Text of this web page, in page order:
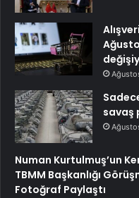
savaş
Numan Kurtulmuş’un
TBMM Başkanlığı
Fotoğraf Paylaştı